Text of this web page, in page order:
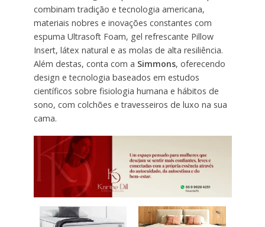
combinam tradição e tecnologia americana,
materiais nobres e inovações constantes com
espuma Ultrasoft Foam, gel refrescante Pillow
Insert, látex natural e as molas de alta resiliência.
Além destas, conta com a Simmons, oferecendo
design e tecnologia baseados em estudos
científicos sobre fisiologia humana e hábitos de
sono, com colchões e travesseiros de luxo na sua
cama.